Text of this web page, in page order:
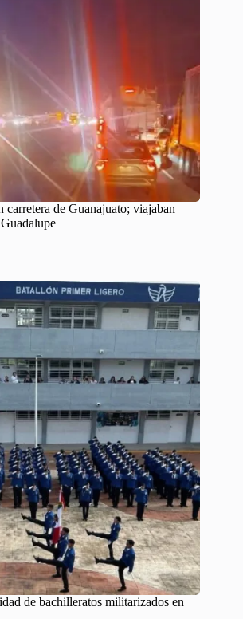
carretera de Guanajuato; viajaban
de bachilleratos militarizados en